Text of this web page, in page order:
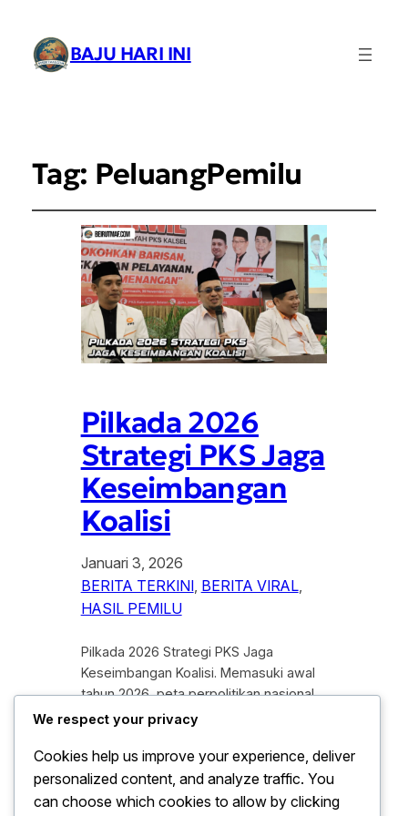
BAJU HARI INI
Tag: PeluangPemilu
Pilkada 2026
Strategi PKS Jaga
Keseimbangan
Koalisi
Januari 3, 2026
BERITA TERKINI, BERITA VIRAL
HASIL PEMILU
Pilkada 2026 Strategi PKS Jaga
Keseimbangan Koalisi. Memasuki awal
tahun 2026, peta perpolitikan nasional
mulai menghangat seiring dengan
(Pilkada) serentak yang di rencanakan
menjadi kelanjutan dari siklus
konsolidasi demokrasi Indonesia. Salah
We respect your privacy
Cookies help us improve your experience, deliver
personalized content, and analyze traffic. You
can choose which cookies to allow by clicking